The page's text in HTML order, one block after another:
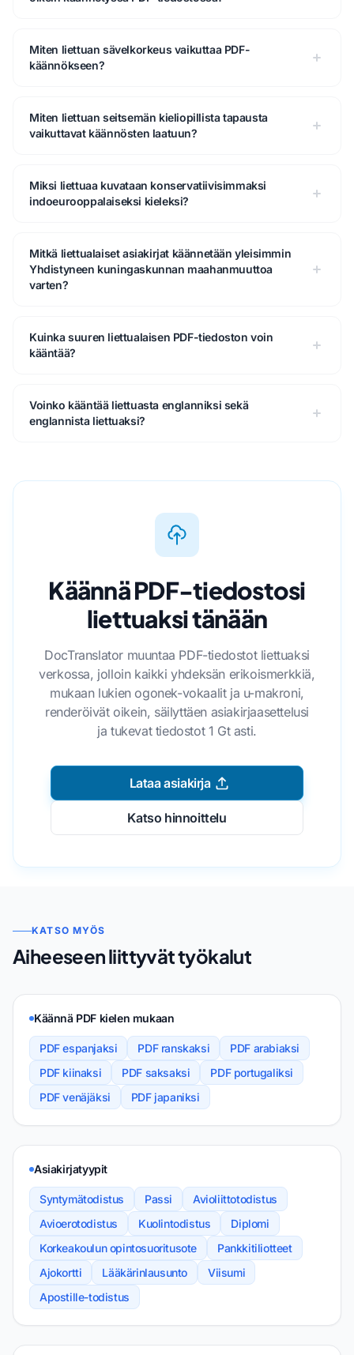
Miten liettuan sävelkorkeus vaikuttaa PDF-
käännökseen?
Miten liettuan seitsemän kieliopillista tapausta
vaikuttavat käännösten laatuun?
Miksi liettuaa kuvataan konservatiivisimmaksi
indoeurooppalaiseksi kieleksi?
Mitkä liettualaiset asiakirjat käännetään yleisimmin
Yhdistyneen kuningaskunnan maahanmuuttoa
varten?
Kuinka suuren liettualaisen PDF-tiedoston voin
kääntää?
Voinko kääntää liettuasta englanniksi sekä
englannista liettuaksi?
Käännä PDF-tiedostosi
liettuaksi tänään
DocTranslator muuntaa PDF-tiedostot liettuaksi
verkossa, jolloin kaikki yhdeksän erikoismerkkiä,
mukaan lukien ogonek-vokaalit ja u-makroni,
renderöivät oikein, säilyttäen asiakirjaasettelusi
ja tukevat tiedostot 1 Gt asti.
Lataa asiakirja
Katso hinnoittelu
KATSO MYÖS
Aiheeseen liittyvät työkalut
Käännä PDF kielen mukaan
PDF espanjaksi PDF ranskaksi
PDF arabiaksi
PDF kiinaksi
PDF saksaksi
PDF portugaliksi
PDF venäjäksi
PDF japaniksi
Asiakirjatyypit
Syntymätodistus Passi
Avioliittotodistus
Avioerotodistus
Kuolintodistus
Diplomi
Korkeakoulun opintosuoritusote
Pankkitiliotteet
Ajokortti
Lääkärinlausunto
Viisumi
Apostille-todistus